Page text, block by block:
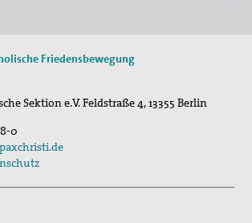
2026
Friedensbewegung
Sektion e.V.Feldstraße 4,13355 Berlin
0